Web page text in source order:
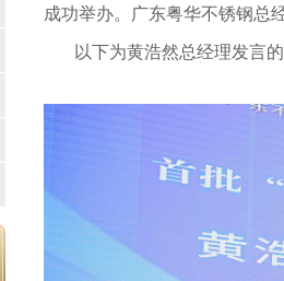
成功举办。广东粤华不锈钢总
以下为黄浩然总经理发言的